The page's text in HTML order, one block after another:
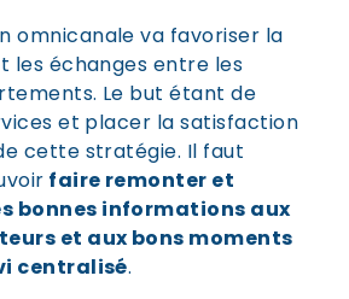
omnicanale va favoriser la
les échanges entre les
Le but étant de
et placer la satisfaction
cette stratégie. Il faut
faire remonter et
bonnes informations aux
et aux bons moments
centralisé.